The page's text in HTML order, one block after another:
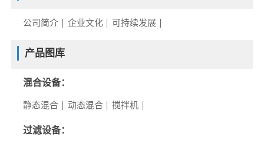
公司简介 企业文化 可持续发展
产品图库
混合设备：
静态混合 动态混合 搅拌机
过滤设备：